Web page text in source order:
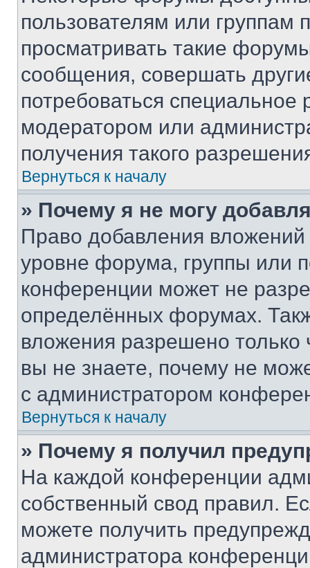
пользователям или группам
просматривать такие
сообщения, совершать
потребоваться
модератором или
получения такого
Вернуться к началу
» Почему я не могу
Право добавления
уровне форума, группы или
конференции может не
определённых форумах.
вложения разрешено
вы не знаете, почему не
с администратором
Вернуться к началу
» Почему я получил
На каждой конференции
собственный свод правил.
можете получить
администратора